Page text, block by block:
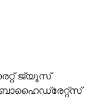
ജ്യൂസ്